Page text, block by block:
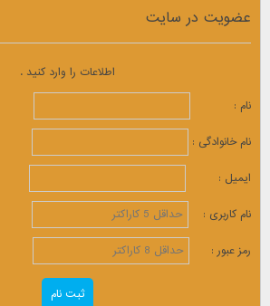
عضویت در سایت
اطلاعات را وارد کنید .
نام :
نام خانوادگی :
ایمیل :
نام کاربری :
رمز عبور :